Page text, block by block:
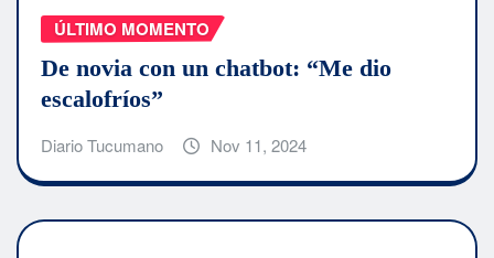
ÚLTIMO MOMENTO
De novia con un chatbot: “Me dio
escalofríos”
Diario Tucumano Nov 11, 2024